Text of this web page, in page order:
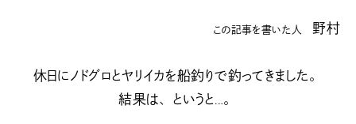
この記事を書いた人野村
休日にノドグロとヤリイカを船釣りで釣ってきました。
結果は、というと…。